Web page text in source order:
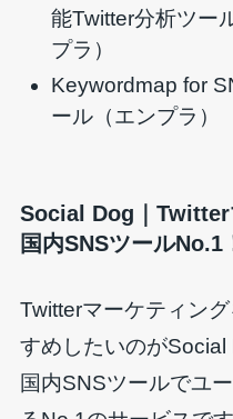
能Twitter分析ツー
プラ）
Keywordmap for
ール（エンプラ）
Social Dog｜Twitter
国内SNSツールNo.1
Twitterマーケティン
すめしたいのが
国内SNSツールでユ